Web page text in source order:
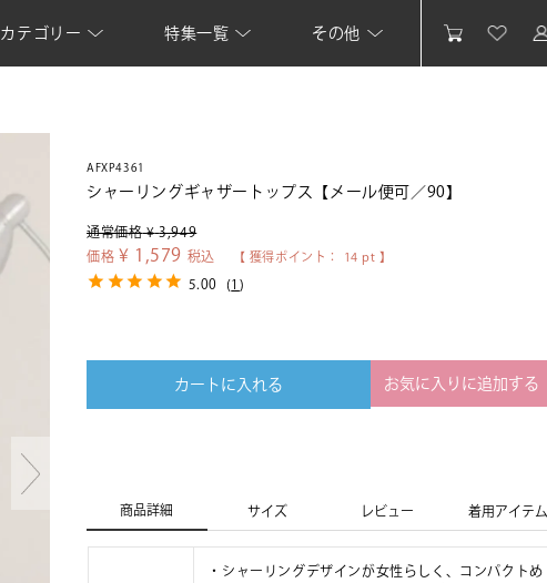
カテゴリー 特集一覧 その他
AFXP4361
シャーリングギャザートップス【メール便可／90】
通常価格 ¥ 3,949
価格 ¥ 1,579 税込 【 獲得ポイント： 14 pt 】
5.00 (1 )
カートに入れる お気に入りに追加する
商品詳細 サイズ レビュー 着用アイテム
・シャーリングデザインが女性らしく、コンパクトめ